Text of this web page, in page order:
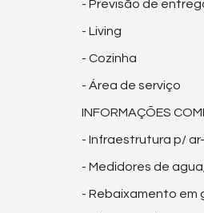
- Previsão de
- Living
- Cozinha
- Área de serviço
INFORMAÇÕES
- Infraestrutura p/
- Medidores de
- Rebaixamento em